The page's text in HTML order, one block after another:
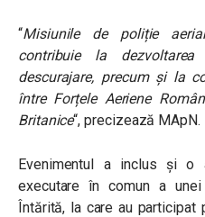
“Misiunile de poliție
contribuie la
descurajare, precum și la
între Forțele Aeriene
Britanice“, precizează MApN.
Evenimentul a inclus și o
executare în comun a
Întărită, la care au participat